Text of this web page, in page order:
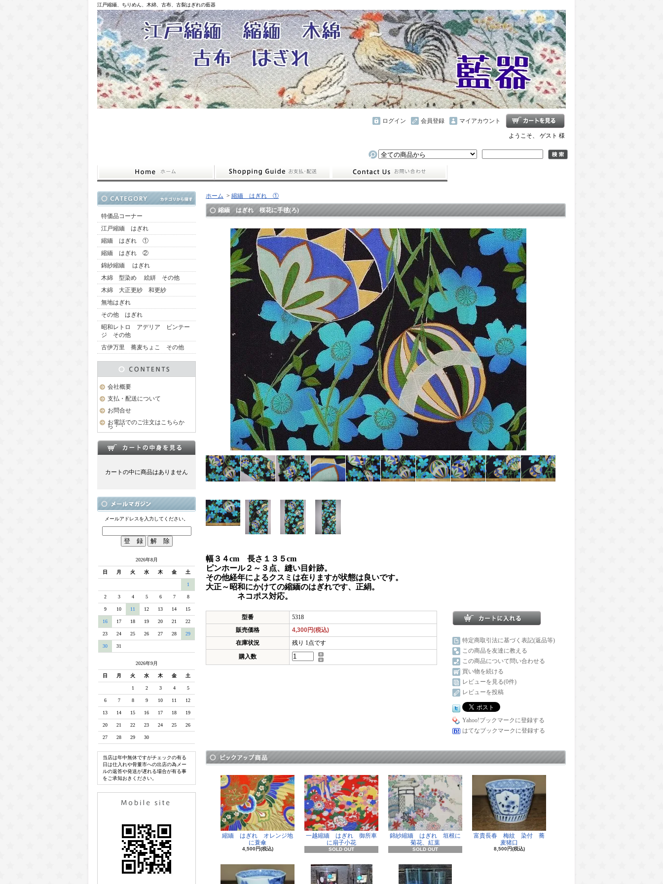
江戸縮緬、ちりめん、木綿、古布、古裂はぎれの藍器
マイアカウント
会員登録
ログイン
ようこそ、 ゲスト 様
特価品コーナー
江戸縮緬 はぎれ
縮緬 はぎれ ①
縮緬 はぎれ ②
錦紗縮緬 はぎれ
木綿 型染め 絵絣 その他
木綿 大正更紗 和更紗
無地はぎれ
その他 はぎれ
昭和レトロ アデリア ビンテー
ジ その他
古伊万里 蕎麦ちょこ その他
会社概要
支払・配送について
お問合せ
お電話でのご注文はこちらか
ら・・
カートの中に商品はありません
メールアドレスを入力してください。
2026年8月
日 月 火 水 木 金 土
1
2 3 4 5 6 7 8
9 10 11 12 13 14 15
16 17 18 19 20 21 22
23 24 25 26 27 28 29
30 31
2026年9月
日 月 火 水 木 金 土
1 2 3 4 5
6 7 8 9 10 11 12
13 14 15 16 17 18 19
20 21 22 23 24 25 26
27 28 29 30
当店は年中無休ですがチェックの有る
日は仕入れや骨董市への出店の為メー
ルの返答や発送が遅れる場合が有る事
をご承知おきください。
ホーム > 縮緬 はぎれ ①
縮緬 はぎれ 桜花に手毬(ろ)
幅３４cm 長さ１３５cm
ピンホール２～３点、縫い目針跡。
その他経年によるクスミは在りますが状態は良いです。
大正～昭和にかけての縮緬のはぎれです、正絹。
ネコポス対応。
型番
5318
販売価格
4,300円(税込)
在庫状況
残り 1点です
購入数
特定商取引法に基づく表記(返品等)
この商品を友達に教える
この商品について問い合わせる
買い物を続ける
レビューを見る(0件)
レビューを投稿
Yahoo!ブックマークに登録する
はてなブックマークに登録する
縮緬 はぎれ オレンジ地
に蓑傘
4,500円(税込)
一越縮緬 はぎれ 御所車
に扇子小花
SOLD OUT
錦紗縮緬 はぎれ 垣根に
菊花、紅葉
SOLD OUT
富貴長春 梅紋 染付 蕎
麦猪口
8,500円(税込)